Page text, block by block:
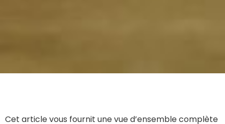
Cet article vous fournit une vue d’ensemble complète